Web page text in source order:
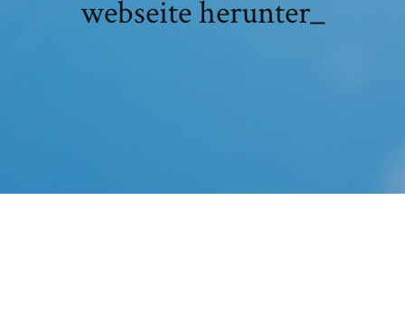
webseite herunter_